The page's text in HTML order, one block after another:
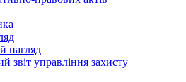
нагляд
звіт управління захисту